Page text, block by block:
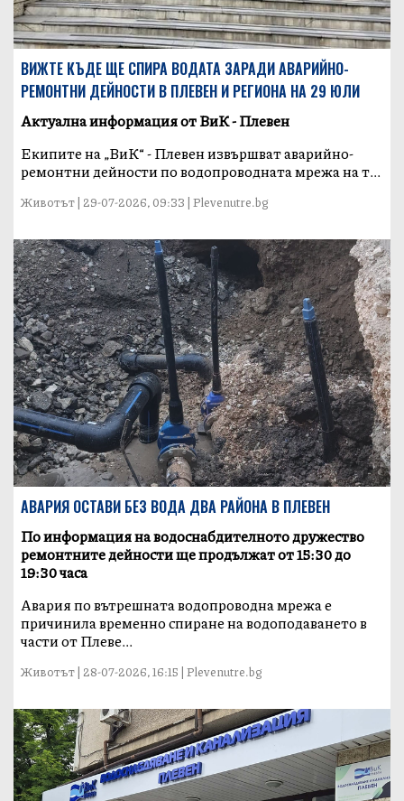
ВИЖТЕ КЪДЕ ЩЕ СПИРА ВОДАТА ЗАРАДИ АВАРИЙНО-
РЕМОНТНИ ДЕЙНОСТИ В ПЛЕВЕН И РЕГИОНА НА 29 ЮЛИ
Актуална информация от ВиК - Плевен
Екипите на „ВиК“ - Плевен извършват аварийно-
ремонтни дейности по водопроводната мрежа на т...
Животът | 29-07-2026, 09:33 | Plevenutre.bg
АВАРИЯ ОСТАВИ БЕЗ ВОДА ДВА РАЙОНА В ПЛЕВЕН
По информация на водоснабдителното дружество
ремонтните дейности ще продължат от 15:30 до
19:30 часа
Авария по вътрешната водопроводна мрежа е
причинила временно спиране на водоподаването в
части от Плеве...
Животът | 28-07-2026, 16:15 | Plevenutre.bg